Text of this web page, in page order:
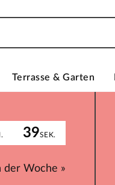
Terrasse & Garten
39SEK.
der Woche »